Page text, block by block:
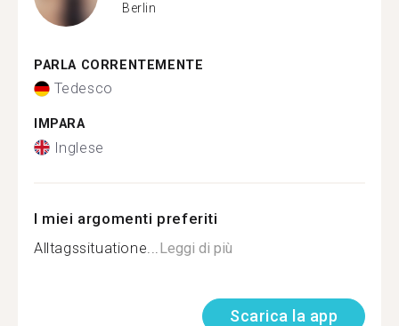
Berlin
PARLA CORRENTEMENTE
Tedesco
IMPARA
Inglese
I miei argomenti preferiti
Alltagssituatione... Leggi di più
Scarica la app